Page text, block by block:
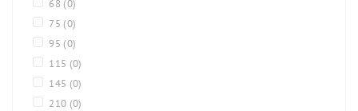
68 (0)
75 (0)
95 (0)
115 (0)
145 (0)
210 (0)